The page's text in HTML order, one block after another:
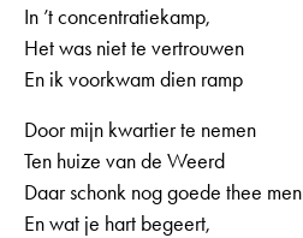
In ’t concentratiekamp,
Het was niet te vertrouwen
En ik voorkwam dien ramp
Door mijn kwartier te nemen
Ten huize van de Weerd
Daar schonk nog goede thee men
En wat je hart begeert,